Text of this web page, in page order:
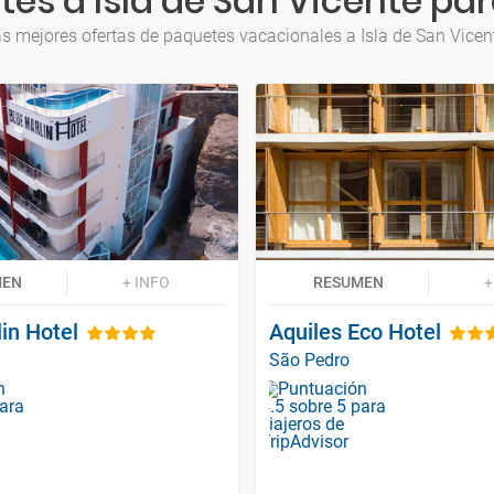
mejores ofertas de paquetes vacacionales a Isla de San
+ INFO
Hotel
RESUMEN
Aquiles Eco Hotel
São Pedro